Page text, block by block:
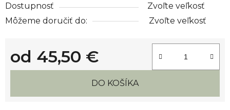
Dostupnosť
Zvoľte veľkosť
Môžeme doručiť do:
Zvoľte veľkosť
od 45,50 €
Jednotková cena:
DO KOŠÍKA